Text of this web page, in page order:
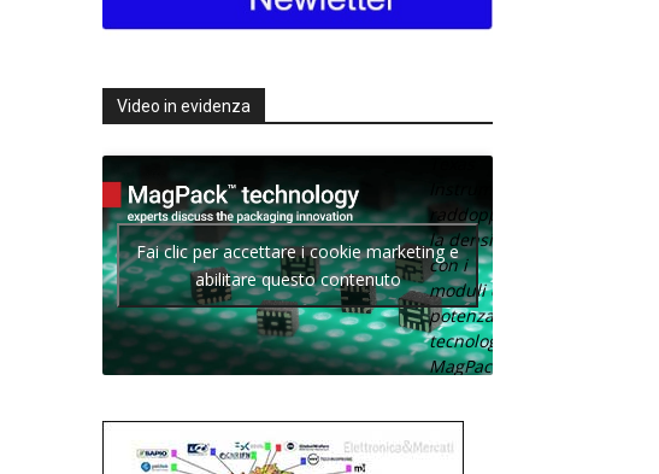
Video in evidenza
Texas
raddoppia
la densità
con i
moduli di
potenza con
tecnologia
MagPack.
Fai clic per accettare i cookie marketing e
abilitare questo contenuto